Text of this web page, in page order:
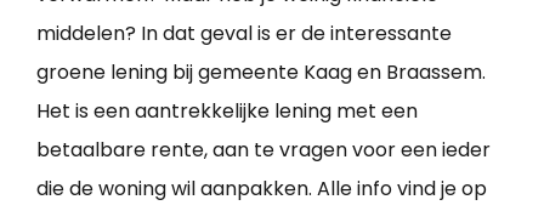
middelen? In dat geval is er de interessante
groene lening bij gemeente Kaag en Braassem.
Het is een aantrekkelijke lening met een
betaalbare rente, aan te vragen voor een ieder
die de woning wil aanpakken. Alle info vind je op